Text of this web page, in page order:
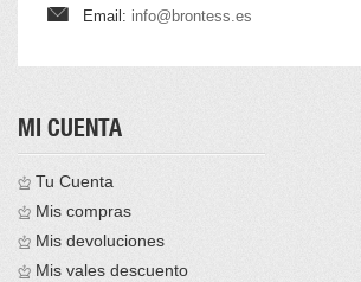
Email: info@brontess.es
MI CUENTA
Tu Cuenta
Mis compras
Mis devoluciones
Mis vales descuento